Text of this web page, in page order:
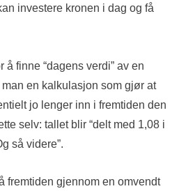
investere kronen i dag og få
å finne “dagens verdi” av en
en kalkulasjon som gjør at
jo lenger inn i fremtiden den
selv: tallet blir “delt med 1,08 i
så videre”.
fremtiden gjennom en omvendt